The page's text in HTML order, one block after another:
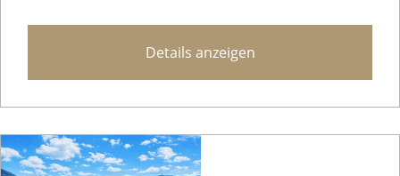
Details anzeigen